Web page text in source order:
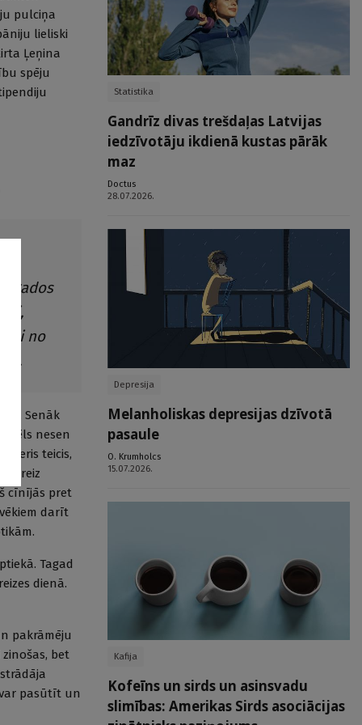
pulciņa
lieliski
Ļeņina
spēju
gados
no
Senāk
dēls nesen
teicis,
cīnījās pret
darīt
Tagad
dienā.
pakrāmēju
bet
var pasūtīt un
Statistika
Gandrīz divas trešdaļas Latvijas
iedzīvotāju ikdienā kustas pārāk
maz
Doctus
28.07.2026.
Depresija
Melanholiskas depresijas dzīvotā
pasaule
O. Krumholcs
15.07.2026.
Kafija
Kofeīns un sirds un asinsvadu
slimības: Amerikas Sirds asociācijas